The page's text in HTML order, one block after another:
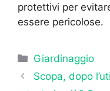
protettivi per
essere pericolose.
Categorie
Giardinaggio
Scopa, dopo